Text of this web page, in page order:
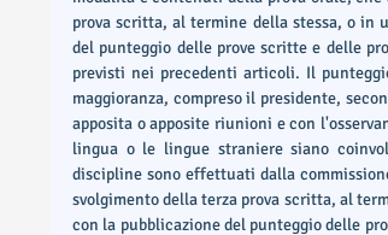
prova scritta, al termine della stessa, o in
del punteggio delle prove scritte e delle
previsti nei precedenti articoli. Il
maggioranza, compreso il presidente,
apposita o apposite riunioni e con
lingua o le lingue straniere siano
discipline sono effettuati dalla
svolgimento della terza prova scritta, al
con la pubblicazione del punteggio delle